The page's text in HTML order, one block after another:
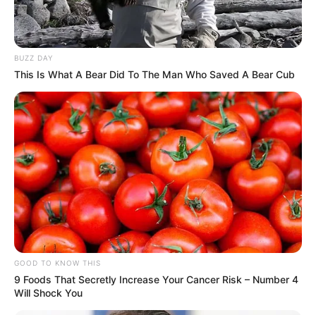
BUZZ DAY
This Is What A Bear Did To The Man Who Saved A Bear Cub
GOOD TO KNOW THIS
9 Foods That Secretly Increase Your Cancer Risk – Number 4
Will Shock You